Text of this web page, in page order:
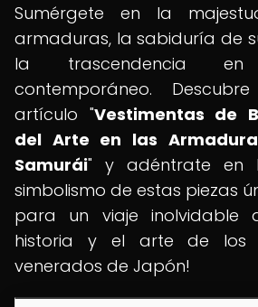
Sumérgete en la
armaduras, la sabiduría de
la trascendencia
contemporáneo.
artículo "Vestimentas de
del Arte en las
Samurái" y adéntrate en
simbolismo de estas piezas
para un viaje
historia y el arte de los
venerados de Japón!